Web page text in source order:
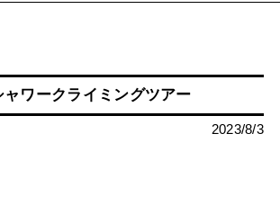
ャワークライミングツアー
2023/8/3